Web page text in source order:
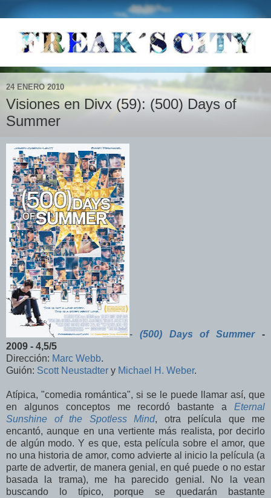
24 ENERO 2010
Visiones en Divx (59): (500) Days of
Summer
- (500) Days of Summer-
2009 - 4,5/5
Dirección: Marc Webb.
Guión: Scott Neustadter y Michael H. Weber.
Atípica, "comedia romántica", si se le puede llamar así, que
en algunos conceptos me recordó bastante a Eternal
Sunshine of the Spotless Mind, otra película que me
encantó, aunque en una vertiente más realista, por decirlo
de algún modo. Y es que, esta película sobre el amor, que
no una historia de amor, como advierte al inicio la película (a
parte de advertir, de manera genial, en qué puede o no estar
basada la trama), me ha parecido genial. No la vean
buscando lo típico, porque se quedarán bastante